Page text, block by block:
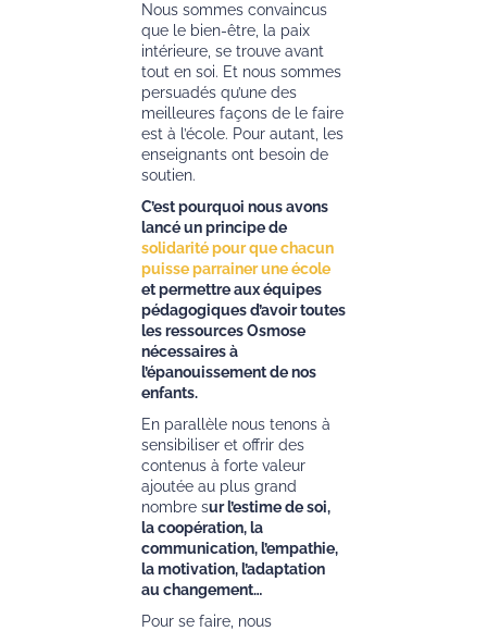
Nous sommes convaincus
que le bien-être, la paix
intérieure, se trouve avant
tout en soi. Et nous sommes
persuadés qu’une des
meilleures façons de le faire
est à l’école. Pour autant, les
enseignants ont besoin de
soutien.
C’est pourquoi nous avons
lancé un principe de
solidarité pour que chacun
puisse parrainer une école
et permettre aux équipes
pédagogiques d’avoir toutes
les ressources Osmose
nécessaires à
l’épanouissement de nos
enfants.
En parallèle nous tenons à
sensibiliser et offrir des
contenus à forte valeur
ajoutée au plus grand
nombre sur l’estime de soi,
la coopération, la
communication, l’empathie,
la motivation, l’adaptation
au changement…
Pour se faire, nous